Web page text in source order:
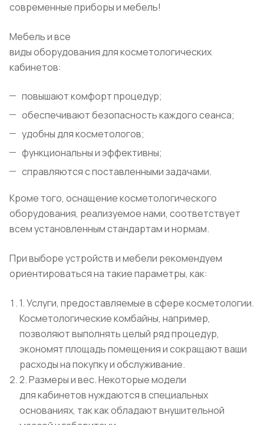
современные приборы и мебель!
Мебель и все
виды оборудования для косметологических
кабинетов:
повышают комфорт процедур;
обеспечивают безопасность каждого сеанса;
удобны для косметологов;
функциональны и эффективны;
справляются с поставленными задачами.
Кроме того, оснащение косметологического
оборудования, реализуемое нами, соответствует
всем установленным стандартам и нормам.
При выборе устройств и мебели рекомендуем
ориентироваться на такие параметры, как:
1. Услуги, предоставляемые в сфере косметологии.
Косметологические комбайны, например,
позволяют выполнять целый ряд процедур,
экономят площадь помещения и сокращают ваши
расходы на покупку и обслуживание.
2. Размеры и вес. Некоторые модели
для кабинетов нуждаются в специальных
основаниях, так как обладают внушительной